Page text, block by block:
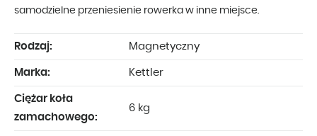
samodzielne przeniesienie rowerka w inne miejsce.
Rodzaj: Magnetyczny
Marka: Kettler
Ciężar koła
zamachowego:
6 kg